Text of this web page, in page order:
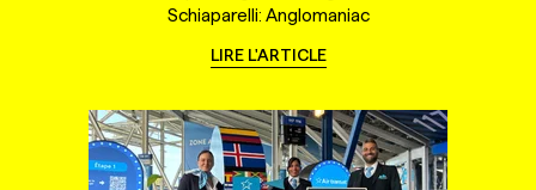
Schiaparelli: Anglomaniac
LIRE L'ARTICLE